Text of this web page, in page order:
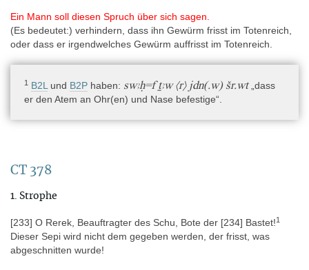
Objekttyp
Technische Daten
Der rechteckige Sarg aus Holz des Sepi hat die Maße 69 × 63 ×
233,5 cm (Höhe × Breite × Länge). Der Deckel hat eine
Hieroglyphen » Kursivhieroglyphisch
Auf der Innenseite der Vorderwand des Sarges ist die Schrift in
Kolumnen, von rechts nach links, retrograd angeordnet (Kol. 275
Ein Mann soll diesen Spruch über sich sagen.
(Es bedeutet:) verhindern, dass ihn Gewürm frisst im Totenreich,
oder dass er irgendwelches Gewürm auffrisst im Totenreich.
1 B2L und B2P haben: swꜣḥ=f ṯꜣw ⟨r⟩ jdn(.w) šr.wt„dass
er den Atem an Ohr(en) und Nase befestige“.
CT 378
1. Strophe
[233] O Rerek, Beauftragter des Schu, Bote der [234] Bastet!1
Dieser Sepi wird nicht dem gegeben werden, der frisst, was
abgeschnitten wurde!